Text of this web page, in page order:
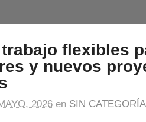
flexibles
y nuevos
2026 en SIN CATEGORÍA